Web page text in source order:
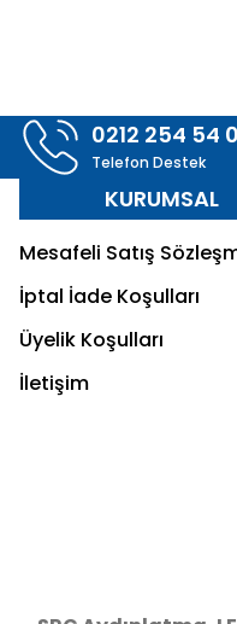
0212 254 54
Telefon Destek
KURUMSAL
Mesafeli Satış
İptal İade Koşulları
Üyelik Koşulları
İletişim